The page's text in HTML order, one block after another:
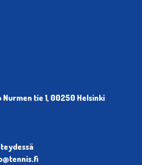
tie 1, 00250 Helsinki